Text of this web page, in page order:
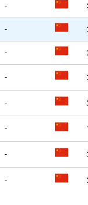
-
-
-
-
-
-
-
-